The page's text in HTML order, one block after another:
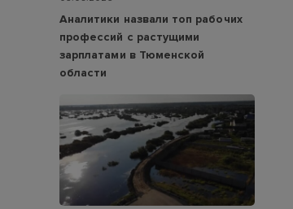
Аналитики назвали топ рабочих
профессий с растущими
зарплатами в Тюменской
области